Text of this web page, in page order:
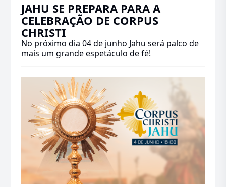
JAHU SE PREPARA PARA A
CELEBRAÇÃO DE CORPUS
CHRISTI
No próximo dia 04 de junho Jahu será palco de
mais um grande espetáculo de fé!